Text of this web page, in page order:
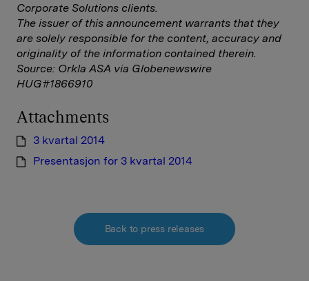
Corporate Solutions clients.
The issuer of this announcement warrants that they
are solely responsible for the content, accuracy and
originality of the information contained therein.
Source: Orkla ASA via Globenewswire
HUG#1866910
Attachments
3 kvartal 2014
Presentasjon for 3 kvartal 2014
Back to press releases